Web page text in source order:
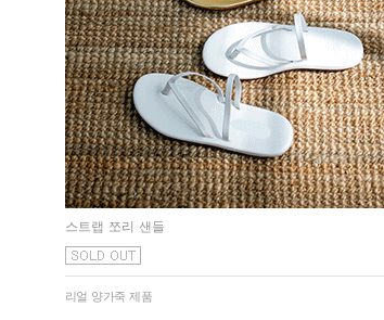
스트랩 쪼리 샌들
리얼 양가죽 제품